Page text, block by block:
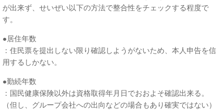
が出来ず、せいぜい以下の方法で整合性をチェックする程度で
す。
●居住年数
：住民票を提出しない限り確認しようがないため、本人申告を信
用するしかない。
●勤続年数
：国民健康保険以外は資格取得年月日でおおよそ確認出来る。
（但し、グループ会社への出向などの場合もあり確実ではない）